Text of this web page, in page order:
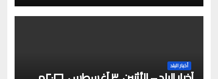
أخبار البلد